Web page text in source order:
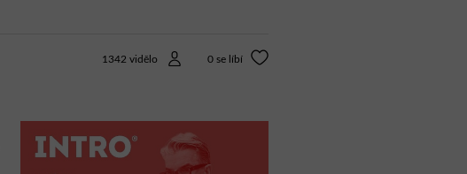
1342 vidělo 0se líbí